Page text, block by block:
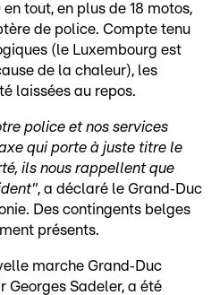
tout, en plus de 18 motos,
de police. Compte tenu
(le Luxembourg est
de la chaleur), les
laissées au repos.
police et nos services
qui porte à juste titre le
ils nous rappellent que
, a déclaré le Grand‑Duc
Des contingents belges
présents.
marche Grand‑Duc
Georges Sadeler, a été